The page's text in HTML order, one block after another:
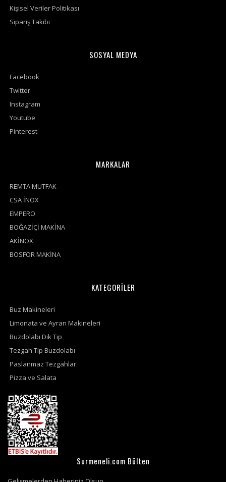
Kişisel Veriler Politikası
Sipariş Takibi
SOSYAL MEDYA
Facebook
Twitter
Instagram
Youtube
Pinterest
MARKALAR
REMTA MUTFAK
CSA İNOX
EMPERO
BOĞAZİÇİ MAKİNA
AKİNOX
BOSFOR MAKİNA
KATEGORİLER
Buz Makineleri
Limonata ve Ayran Makineleri
Buzdolabı Dik Tip
Tezgah Tip Buzdolabı
Paslanmaz Tezgahlar
Pizza ve Salata
Surmeneli.com Bülten